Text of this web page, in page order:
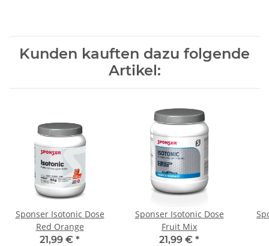
Kunden kauften dazu folgende
Artikel:
Sponser Isotonic Dose
Red Orange
21,99 € *
Sponser Isotonic Dose
Fruit Mix
21,99 € *